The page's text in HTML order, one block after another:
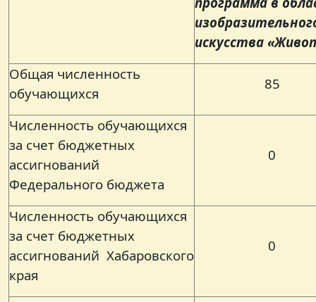
искусства
Общая численность
обучающихся
85
Численность обучающихся
за счет бюджетных
ассигнований
Федерального бюджета
0
Численность обучающихся
за счет бюджетных
ассигнований Хабаровского
края
0